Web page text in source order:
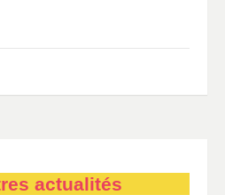
actualités